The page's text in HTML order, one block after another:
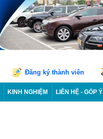
Đăng ký thành viên
KINH NGHIỆM LIÊN HỆ - GÓP Ý